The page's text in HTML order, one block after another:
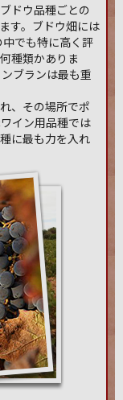
ドウ品種ごとの
す。ブドウ畑には
でも特に高く評
種類かありま
ブランは最も重
、その場所でポ
イン用品種では
に最も力を入れ